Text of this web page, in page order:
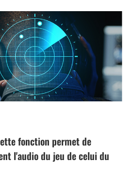
fonction permet de
l'audio du jeu de celui du